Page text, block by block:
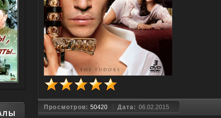
Просмотров:50420 Дата: 06.02.2015